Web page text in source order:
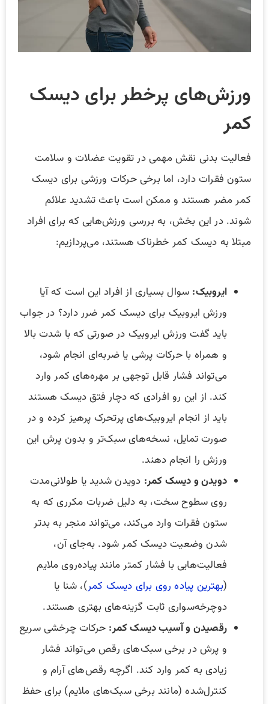
ورزش‌های پرخطر برای دیسک
کمر
فعالیت بدنی نقش مهمی در تقویت عضلات و سلامت
ستون فقرات دارد، اما برخی حرکات ورزشی برای دیسک
کمر مضر هستند و ممکن است باعث تشدید علائم
شوند. در این بخش، به بررسی ورزش‌هایی که برای افراد
مبتلا به دیسک کمر خطرناک هستند، می‌پردازیم:
ایروبیک: سوال بسیاری از افراد این است که آیا
ورزش ایروبیک برای دیسک کمر ضرر دارد؟ در جواب
باید گفت ورزش ایروبیک در صورتی که با شدت بالا
و همراه با حرکات پرشی یا ضربه‌ای انجام شود،
می‌تواند فشار قابل توجهی بر مهره‌های کمر وارد
کند. از این رو افرادی که دچار فتق دیسک هستند
باید از انجام ایروبیک‌های پرتحرک پرهیز کرده و در
صورت تمایل، نسخه‌های سبک‌تر و بدون پرش این
ورزش را انجام دهند.
دویدن و دیسک کمر: دویدن شدید یا طولانی‌مدت
روی سطوح سخت، به دلیل ضربات مکرری که به
ستون فقرات وارد می‌کند، می‌تواند منجر به بدتر
شدن وضعیت دیسک کمر شود. به‌جای آن،
فعالیت‌هایی با فشار کمتر مانند پیاده‌روی ملایم
(بهترین پیاده روی برای دیسک کمر)، شنا یا
دوچرخه‌سواری ثابت گزینه‌های بهتری هستند.
رقصیدن و آسیب دیسک کمر: حرکات چرخشی سریع
و پرش در برخی سبک‌های رقص می‌تواند فشار
زیادی به کمر وارد کند. اگرچه رقص‌های آرام و
کنترل‌شده (مانند برخی سبک‌های ملایم) برای حفظ